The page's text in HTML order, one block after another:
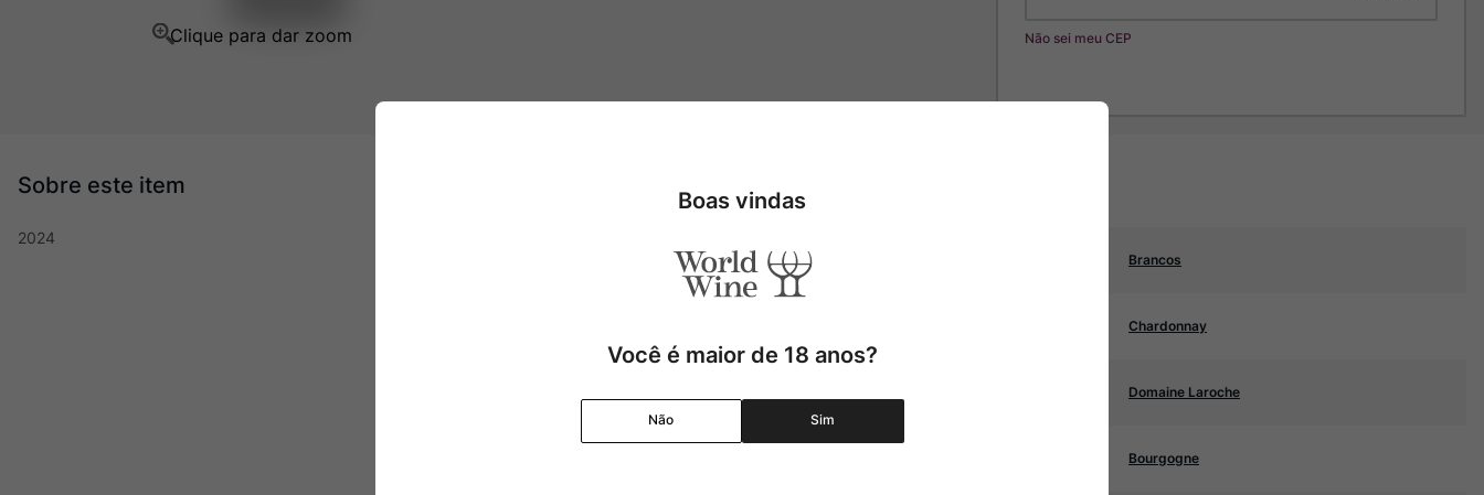
Não sei meu CEP
2024
Especificações
Tipo Brancos
Chardonnay
Domaine Laroche
Bourgogne
Boas vindas
Você é maior de 18 anos?
Não Sim